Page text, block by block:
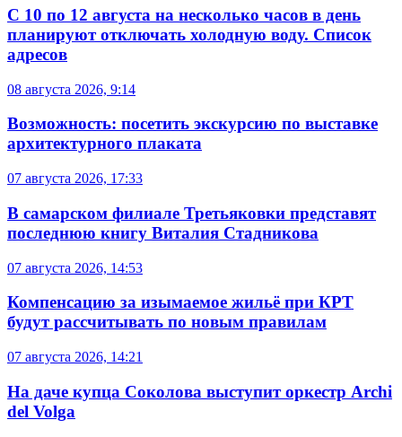
С 10 по 12 августа на несколько часов в день
планируют отключать холодную воду. Список
адресов
08 августа 2026, 9:14
Возможность: посетить экскурсию по выставке
архитектурного плаката
07 августа 2026, 17:33
В самарском филиале Третьяковки представят
последнюю книгу Виталия Стадникова
07 августа 2026, 14:53
Компенсацию за изымаемое жильё при КРТ
будут рассчитывать по новым правилам
07 августа 2026, 14:21
На даче купца Соколова выступит оркестр Archi
del Volga